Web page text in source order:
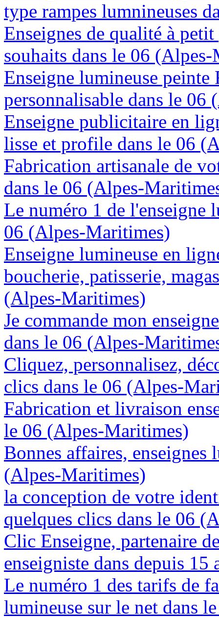
type rampes lumnineuses
Enseignes de qualité à
souhaits dans le 06
Enseigne lumineuse
personnalisable dans le 06
Enseigne publicitaire en
lisse et profile dans le 06
Fabrication artisanale de
dans le 06 (Alpes-
Le numéro 1 de l'enseigne
06 (Alpes-Maritimes)
Enseigne lumineuse en
boucherie, patisserie,
(Alpes-Maritimes)
Je commande mon
dans le 06 (Alpes-
Cliquez, personnalisez,
clics dans le 06 (Alpes-
Fabrication et livraison
le 06 (Alpes-Maritimes)
Bonnes affaires, enseignes
(Alpes-Maritimes)
la conception de votre
quelques clics dans le 06
Clic Enseigne, partenaire
enseigniste dans depuis
Le numéro 1 des tarifs de
lumineuse sur le net dans